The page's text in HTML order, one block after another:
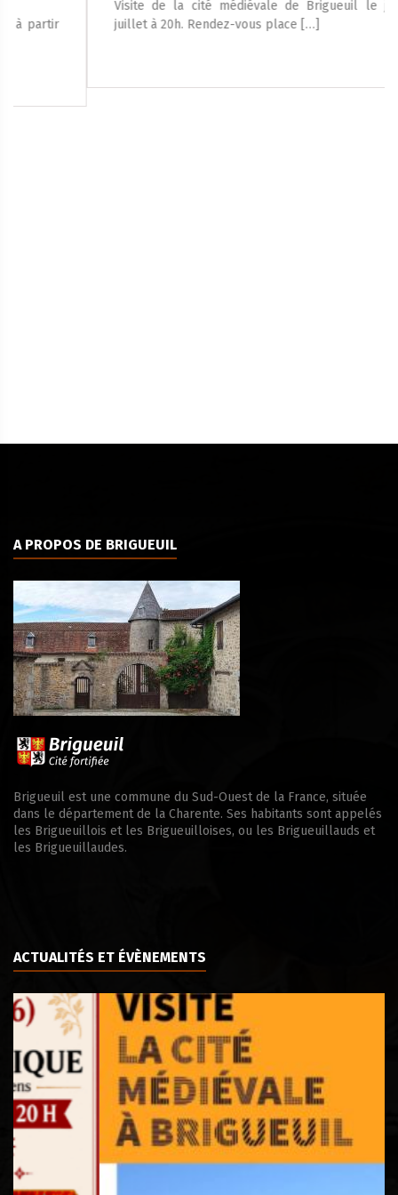
Visite de la cité médiévale de Brigueuil le jeudi 23
juillet à 20h. Rendez-vous place […]
A PROPOS DE BRIGUEUIL
Brigueuil est une commune du Sud-Ouest de la France, située
dans le département de la Charente. Ses habitants sont appelés
les Brigueuillois et les Brigueuilloises, ou les Brigueuillauds et
les Brigueuillaudes.
ACTUALITÉS ET ÉVÈNEMENTS